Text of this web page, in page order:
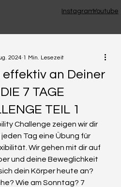
Youtube
Instagram
an Deiner
7 TAGE
TEIL 1
2024 1 Min. Lesezeit
Challenge zeigen wir dir
Tag eine Übung für
Wir gehen mit dir auf
und deine Beweglichkeit
dein Körper heute an?
Wie am Sonntag? 7